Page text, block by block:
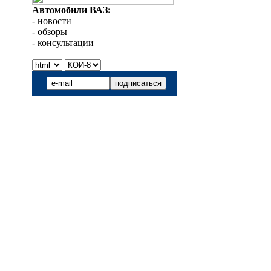
Автомобили ВАЗ:
- новости
- обзоры
- консультации